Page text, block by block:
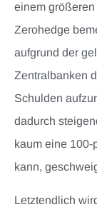
einem
Zerohedge
aufgrund der
Zentralbanken
Schulden
dadurch
kaum eine 100-
kann,
Letztendlich